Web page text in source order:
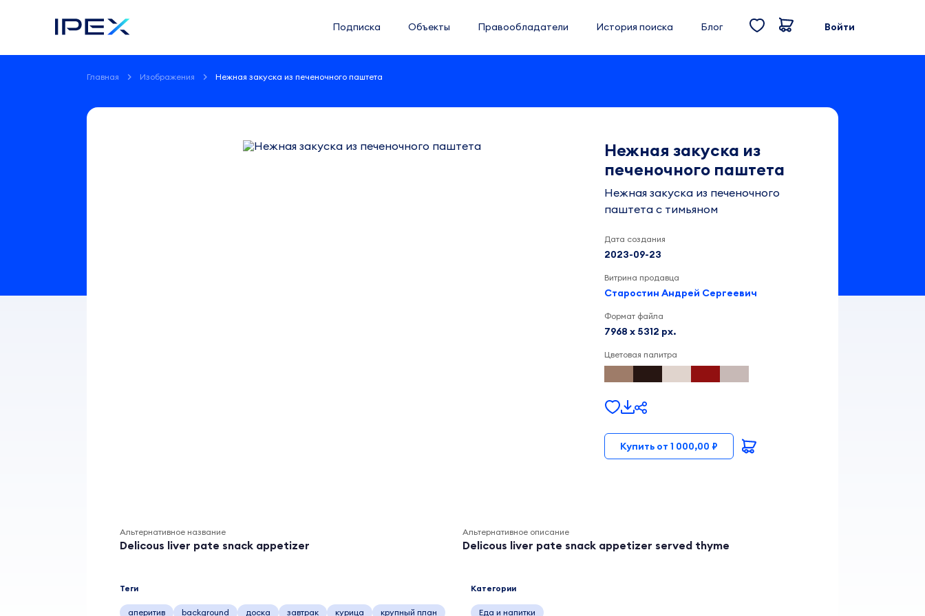
Подписка Объекты Правообладатели История поиска Блог Войти
Главная Изображения Нежная закуска из печеночного паштета
Нежная закуска из
печеночного паштета
Нежная закуска из печеночного
паштета с тимьяном
Дата создания
2023-09-23
Витрина продавца
Старостин Андрей Сергеевич
Формат файла
7968 x 5312 px.
Цветовая палитра
Купить от 1 000,00 ₽
Альтернативное название
Delicous liver pate snack appetizer
Альтернативное описание
Delicous liver pate snack appetizer served thyme
Теги
аперитив background доска завтрак курица крупный план
Категории
Еда и напитки